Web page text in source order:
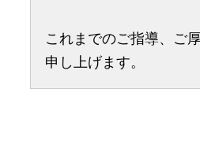
これまでのご指導、ご
申し上げます。